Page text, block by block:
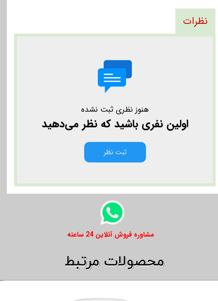
نظرات
هنوز نظری ثبت نشده
اولین نفری باشید که نظر می‌دهید
ثبت نظر
​​مشاوره فروش آنلاین 24 ساعته
​​محصولات مرتبط